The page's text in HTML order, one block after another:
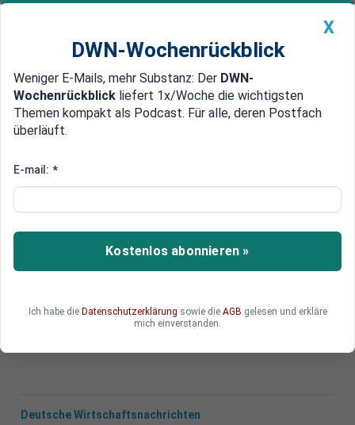
Newsticker MEIN DWN: Geldanlage Premium
Edelmetalle DWN-Magazin China
„Wirtschaftswunder vorbei?“
Börse: Industrie in der Eurozone
wächst nur langsam, Dax
schließt im Minus
Wieder starke Konjunkturdaten aus den USA,
Preise. Auch das deutsche Wirtschaftswunder
dürfte schon bald ein Ende haben. Der Dax
Deutsche Wirtschaftsnachrichten
X
DWN-Wochenrückblick
Weniger E-Mails, mehr Substanz: Der DWN-
Wochenrückblick liefert 1x/Woche die wichtigsten
Themen kompakt als Podcast. Für alle, deren Postfach
überläuft.
E-mail: *
Kostenlos abonnieren »
Ich habe die Datenschutzerklärung sowie die AGB gelesen und erkläre
mich einverstanden.